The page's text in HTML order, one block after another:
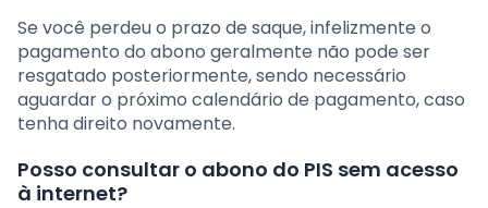
Se você perdeu o prazo de saque, infelizmente o
pagamento do abono geralmente não pode ser
resgatado posteriormente, sendo necessário
aguardar o próximo calendário de pagamento, caso
tenha direito novamente.
Posso consultar o abono do PIS sem acesso
à internet?